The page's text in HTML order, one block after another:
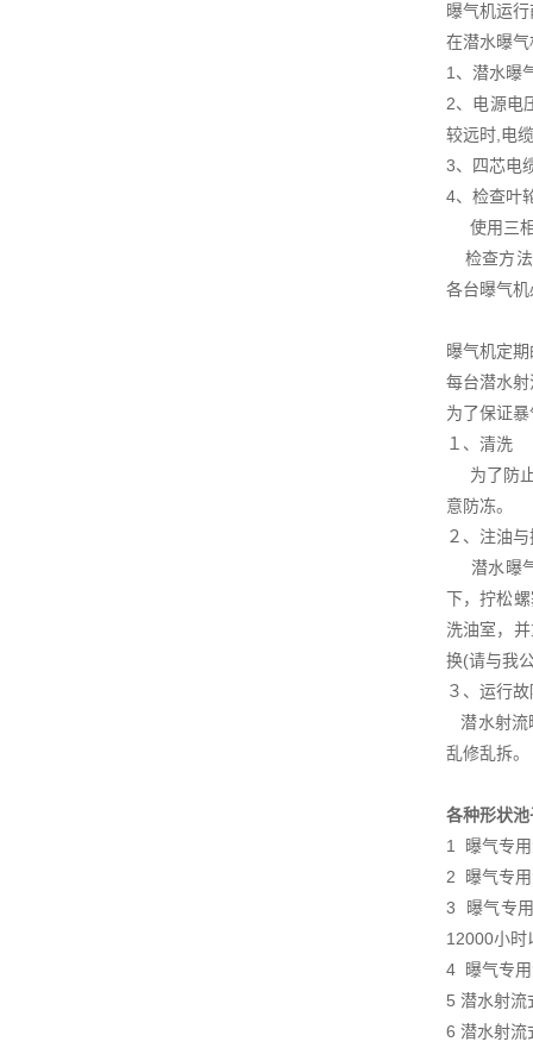
曝气机运
在潜水曝
1、潜水曝
2、电源电
较远时,电
3、四芯电
4、检查叶
使用三相
检查方法
各台曝气
曝气机定
每台潜水
为了保证
１、清洗
为了防止
意防冻。
２、注油
潜水曝气
下，拧松
洗油室，
换(请与我
３、运行
潜水射流
乱修乱拆。
各种形状
1 曝气专
2 曝气专
3 曝气专
12000小时
4 曝气专用
5 潜水射流
6 潜水射流